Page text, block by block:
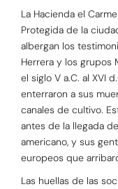
La Hacienda el
Protegida de la
albergan los
Herrera y los grupos
el siglo V a.C. al XVI
enterraron a sus
canales de cultivo.
antes de la llegada
americano, y sus
europeos que
Las huellas de las